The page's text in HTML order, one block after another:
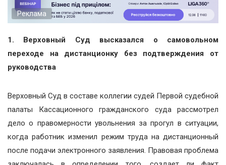
Реклама
1. Верховный Суд высказался о самовольном
переходе на дистанционку без подтверждения от
руководства
Верховный Суд в составе коллегии судей Первой судебной
палаты Кассационного гражданского суда рассмотрел
дело о правомерности увольнения за прогул в ситуации,
когда работник изменил режим труда на дистанционный
после подачи электронного заявления. Правовая проблема